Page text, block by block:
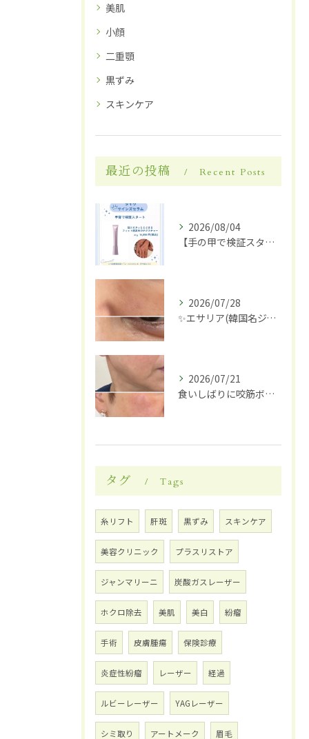
美肌
小顔
二重顎
黒ずみ
スキンケア
最近の投稿 Recent Posts
2026/08/04
【手の甲で検証スタート】✋✨
2026/07/28
✨エサリア(韓国名ジュブアセル)導入します✨
2026/07/21
食いしばりに咬筋ボトックス
タグ Tags
糸リフト 肝斑 黒ずみ スキンケア
美容クリニック プラスリストア
ジャンマリーニ 炭酸ガスレーザー
ホクロ除去 美肌 美白 紛瘤
手術 皮膚腫瘍 保険診療
炎症性紛瘤 レーザー 経過
ルビーレーザー YAGレーザー
シミ取り アートメーク 眉毛